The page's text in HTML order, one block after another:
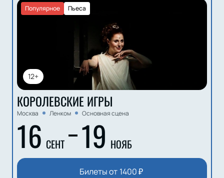
12+
Пьеса
Популярное
КОРОЛЕВСКИЕ ИГРЫ
Москва Ленком Основная сцена
16 СЕНТ 19 НОЯБ
Билеты от 1400₽